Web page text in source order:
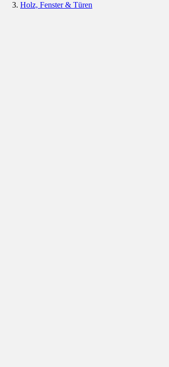
Holz, Fenster & Türen